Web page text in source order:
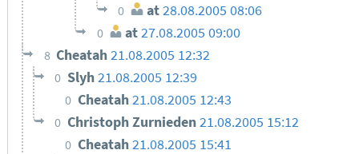
0 at28.08.2005 08:06
0 at27.08.2005 09:00
8 Cheatah21.08.2005 12:32
0 Slyh21.08.2005 12:39
0 Cheatah21.08.2005 12:43
0 Christoph Zurnieden21.08.2005 15:12
0 Cheatah21.08.2005 15:41